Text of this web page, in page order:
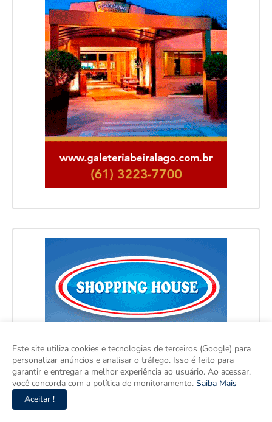
Este site utiliza cookies e tecnologias de terceiros (Google) para
personalizar anúncios e analisar o tráfego. Isso é feito para
garantir e entregar a melhor experiência ao usuário. Ao acessar,
você concorda com a política de monitoramento. Saiba Mais
Aceitar !